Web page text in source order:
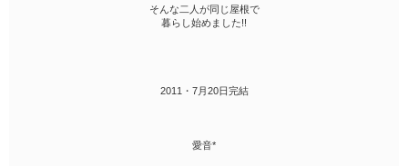
そんな二人が同じ屋根で
暮らし始めました!!
2011・7月20日完結
愛音*